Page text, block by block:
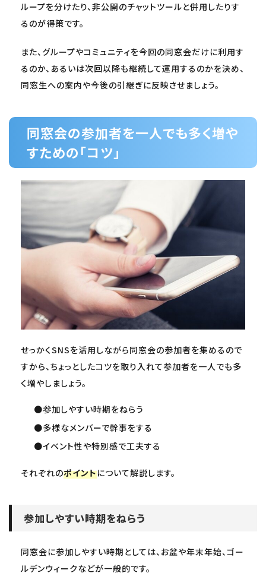
ループを分けたり、非公開のチャットツールと併用したりす
るのが得策です。
また、グループやコミュニティを今回の同窓会だけに利用す
るのか、あるいは次回以降も継続して運用するのかを決め、
同窓生への案内や今後の引継ぎに反映させましょう。
同窓会の参加者を一人でも多く増や
すための「コツ」
せっかくSNSを活用しながら同窓会の参加者を集めるので
すから、ちょっとしたコツを取り入れて参加者を一人でも多
く増やしましょう。
●参加しやすい時期をねらう
●多様なメンバーで幹事をする
●イベント性や特別感で工夫する
それぞれのポイントについて解説します。
参加しやすい時期をねらう
同窓会に参加しやすい時期としては、お盆や年末年始、ゴー
ルデンウィークなどが一般的です。